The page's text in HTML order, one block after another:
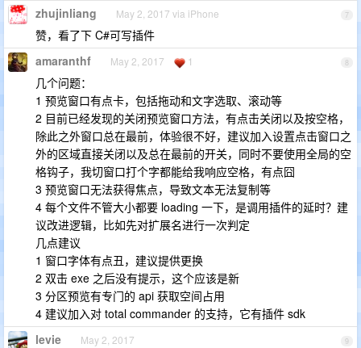
7
zhujinliang May 2, 2017 via iPhone
赞，看了下 C#可写插件
8
amaranthf May 2, 2017 1
几个问题：
1 预览窗口有点卡，包括拖动和文字选取、滚动等
2 目前已经发现的关闭预览窗口方法，有点击关闭以及按空格，
除此之外窗口总在最前，体验很不好，建议加入设置点击窗口之
外的区域直接关闭以及总在最前的开关，同时不要使用全局的空
格钩子，我切窗口打个字都能给我响应空格，有点囧
3 预览窗口无法获得焦点，导致文本无法复制等
4 每个文件不管大小都要 loading 一下，是调用插件的延时？建
议改进逻辑，比如先对扩展名进行一次判定
几点建议
1 窗口字体有点丑，建议提供更换
2 双击 exe 之后没有提示，这个应该是新
3 分区预览有专门的 api 获取空间占用
4 建议加入对 total commander 的支持，它有插件 sdk
9
levie May 2, 2017